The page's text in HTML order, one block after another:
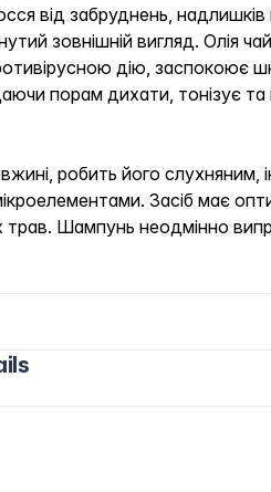
від забруднень, надлишків
зовнішній вигляд. Олія
дію, заспокоює
порам дихати, тонізує
робить його слухняним,
Засіб має
трав. Шампунь неодмінно